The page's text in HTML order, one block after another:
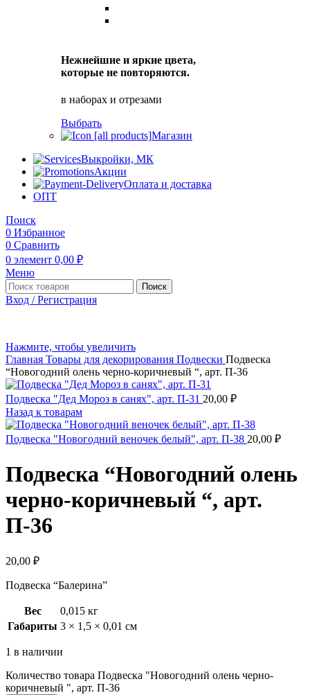
Нежнейшие и яркие цвета,
которые не повторяются.
в наборах и отрезами
Выбрать
Магазин
Выкройки, МК
Акции
Оплата и доставка
ОПТ
Поиск
0 Избранное
0 Сравнить
0 элемент 0,00 ₽
Меню
Поиск
Вход / Регистрация
Нажмите, чтобы увеличить
Главная Товары для декорирования Подвески Подвеска
“Новогодний олень черно-коричневый “, арт. П-36
Подвеска "Дед Мороз в санях", арт. П-31 20,00 ₽
Назад к товарам
Подвеска "Новогодний веночек белый", арт. П-38 20,00 ₽
Подвеска “Новогодний олень
черно-коричневый “, арт.
П-36
20,00 ₽
Подвеска “Балерина”
Вес
0,015 кг
Габариты 3 × 1,5 × 0,01 см
1 в наличии
Количество товара Подвеска "Новогодний олень черно-
коричневый ", арт. П-36